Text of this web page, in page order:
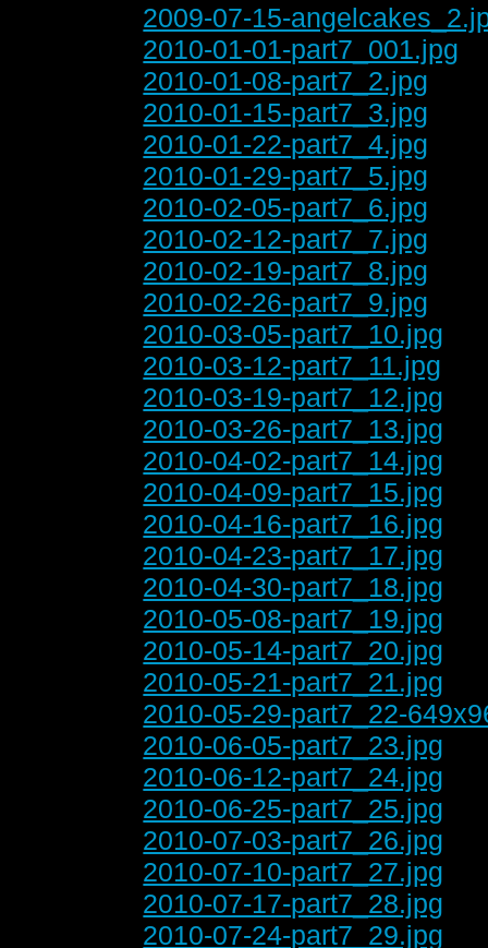
2009-07-15-
2010-01-01-part7_001.jpg
2010-01-08-part7_2.jpg
2010-01-15-part7_3.jpg
2010-01-22-part7_4.jpg
2010-01-29-part7_5.jpg
2010-02-05-part7_6.jpg
2010-02-12-part7_7.jpg
2010-02-19-part7_8.jpg
2010-02-26-part7_9.jpg
2010-03-05-part7_10.jpg
2010-03-12-part7_11.jpg
2010-03-19-part7_12.jpg
2010-03-26-part7_13.jpg
2010-04-02-part7_14.jpg
2010-04-09-part7_15.jpg
2010-04-16-part7_16.jpg
2010-04-23-part7_17.jpg
2010-04-30-part7_18.jpg
2010-05-08-part7_19.jpg
2010-05-14-part7_20.jpg
2010-05-21-part7_21.jpg
2010-05-29-part7_22-
2010-06-05-part7_23.jpg
2010-06-12-part7_24.jpg
2010-06-25-part7_25.jpg
2010-07-03-part7_26.jpg
2010-07-10-part7_27.jpg
2010-07-17-part7_28.jpg
2010-07-24-part7_29.jpg